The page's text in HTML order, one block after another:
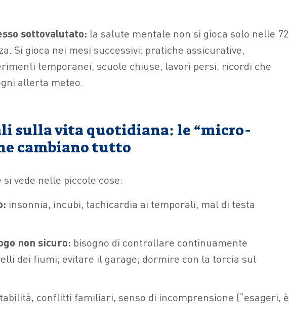
sottovalutato: la salute mentale non si gioca solo nelle 72
Si gioca nei mesi successivi: pratiche assicurative,
temporanei, scuole chiuse, lavori persi, ricordi che
allerta meteo.
sulla vita quotidiana: le “micro-
cambiano tutto
vede nelle piccole cose:
insonnia, incubi, tachicardia ai temporali, mal di testa
non sicuro: bisogno di controllare continuamente
dei fiumi; evitare il garage; dormire con la torcia sul
conflitti familiari, senso di incomprensione (“esageri, è